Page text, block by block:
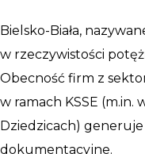
Bielsko-Biała,
w rzeczywistości
Obecność firm z
w ramach KSSE (m.in.
Dziedzicach)
dokumentacyjne.